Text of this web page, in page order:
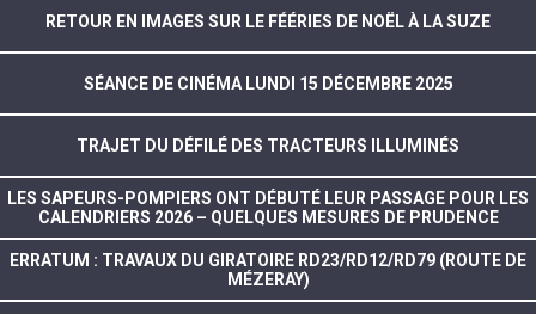
RETOUR EN IMAGES SUR LE FÉÉRIES DE NOËL À LA SUZE
SÉANCE DE CINÉMA LUNDI 15 DÉCEMBRE 2025
TRAJET DU DÉFILÉ DES TRACTEURS ILLUMINÉS
LES SAPEURS-POMPIERS ONT DÉBUTÉ LEUR PASSAGE POUR LES
CALENDRIERS 2026 – QUELQUES MESURES DE PRUDENCE
ERRATUM : TRAVAUX DU GIRATOIRE RD23/RD12/RD79 (ROUTE DE
MÉZERAY)